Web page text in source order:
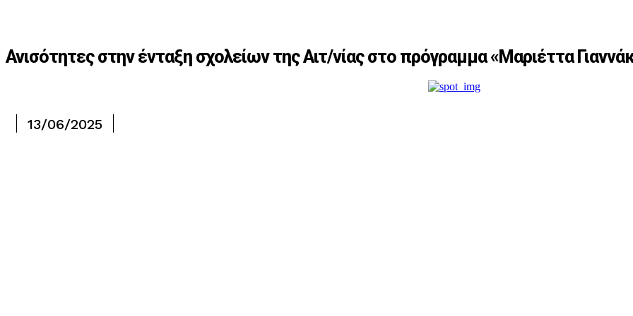
Ανισότητες στην ένταξη σχολείων της Αιτ/νίας στο πρόγραμμα «Μαριέττα
13/06/2025